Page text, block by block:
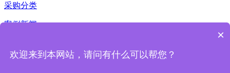
采购分类
案例新闻
在线留言
×
欢迎来到本网站，请问有什么可以帮您？